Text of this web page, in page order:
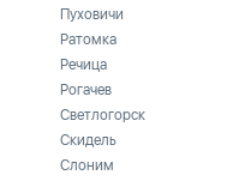
Пуховичи
Ратомка
Речица
Рогачев
Светлогорск
Скидель
Слоним